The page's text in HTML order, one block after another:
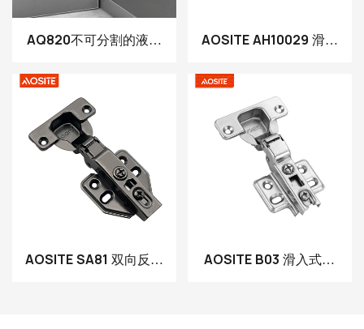
AQ820不可分割的液压
AOSITE AH10029 滑动
AOSITE SA81 双向反向
AOSITE B03 滑入式铰